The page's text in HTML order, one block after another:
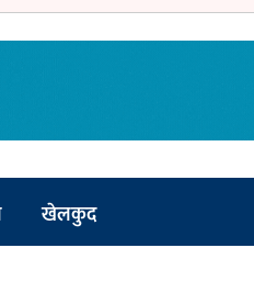
खेलकुद